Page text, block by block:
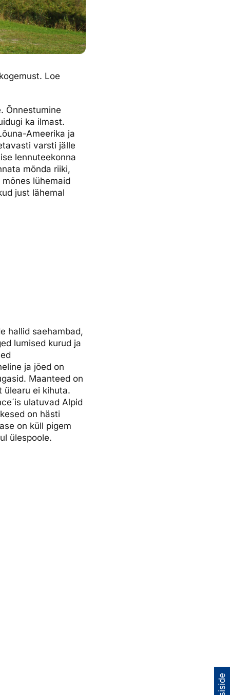
Loe
Õnnestumine
ka ilmast.
Ameerika ja
varsti jälle
lennuteekonna
mõnda riiki,
lühemaid
just lähemal
hallid saehambad,
lumised kurud ja
ja jõed on
Maanteed on
ülearu ei kihuta.
ulatuvad Alpid
on hästi
on küll pigem
ülespoole.